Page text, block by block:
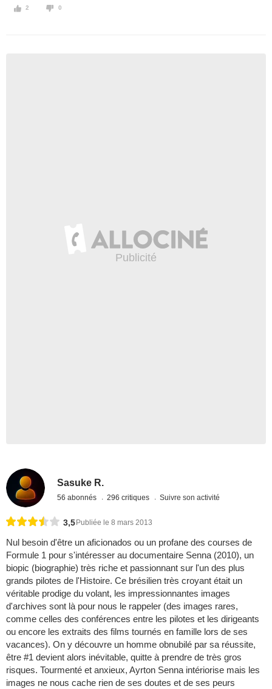
2 0
Sasuke R.
56 abonnés 296 critiques Suivre son activité
3,5 Publiée le 8 mars 2013
Nul besoin d'être un aficionados ou un profane des courses de
Formule 1 pour s'intéresser au documentaire Senna (2010), un
biopic (biographie) très riche et passionnant sur l'un des plus
grands pilotes de l'Histoire. Ce brésilien très croyant était un
véritable prodige du volant, les impressionnantes images
d'archives sont là pour nous le rappeler (des images rares,
comme celles des conférences entre les pilotes et les dirigeants
ou encore les extraits des films tournés en famille lors de ses
vacances). On y découvre un homme obnubilé par sa réussite,
être #1 devient alors inévitable, quitte à prendre de très gros
risques. Tourmenté et anxieux, Ayrton Senna intériorise mais les
images ne nous cache rien de ses doutes et de ses peurs